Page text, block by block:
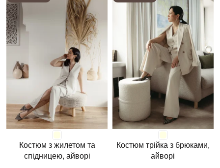
Костюм з жилетом та
спідницею, айворі
Костюм трійка з брюками,
айворі